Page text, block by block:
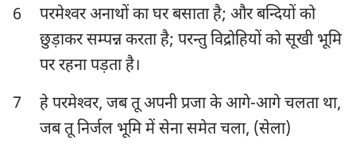
6
परमेश्‍वर अनाथों का घर बसाता है; और बन्दियों को
छुड़ाकर सम्पन्न करता है; परन्तु विद्रोहियों को सूखी भूमि
पर रहना पड़ता है।
7
हे परमेश्‍वर, जब तू अपनी प्रजा के आगे-आगे चलता था,
जब तू निर्जल भूमि में सेना समेत चला, (सेला)